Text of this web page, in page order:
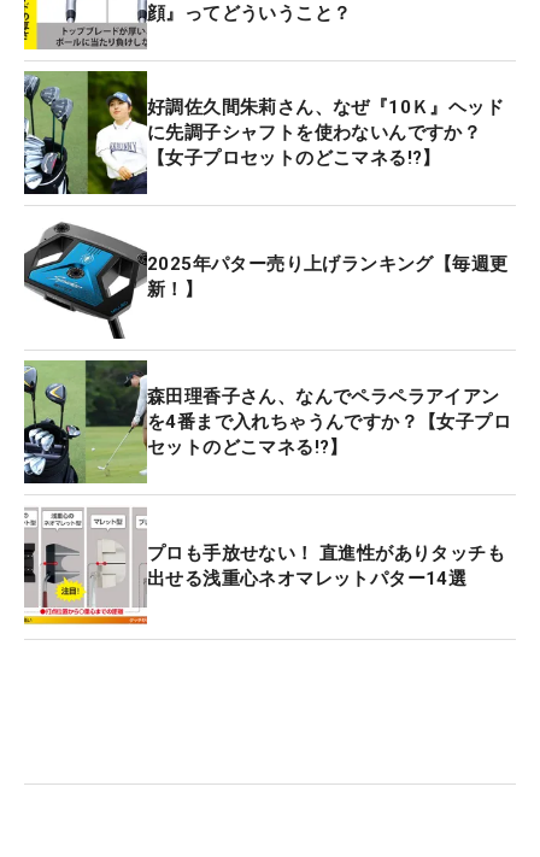
顔』ってどういうこと？
好調佐久間朱莉さん、なぜ『10Ｋ』ヘッド
に先調子シャフトを使わないんですか？
【女子プロセットのどこマネる!?】
2025年パター売り上げランキング【毎週更
新！】
森田理香子さん、なんでペラペラアイアン
を4番まで入れちゃうんですか？【女子プロ
セットのどこマネる!?】
プロも手放せない！ 直進性がありタッチも
出せる浅重心ネオマレットパター14選